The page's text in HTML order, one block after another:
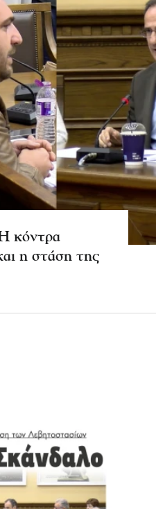
κόντρα
η στάση της